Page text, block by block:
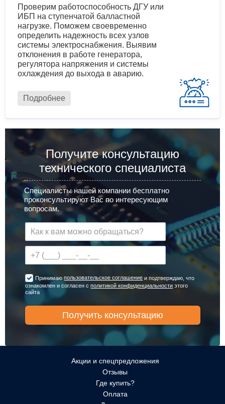
Проверим работоспособность ДГУ или
ИБП на ступенчатой балластной
нагрузке. Поможем своевременно
определить надежность всех узлов
системы электроснабжения. Выявим
отклонения в работе генератора,
регулятора напряжения и системы
охлаждения до выхода в аварию.
Подробнее
Получите консультацию
технического специалиста
Специалисты нашей компании бесплатно
проконсультируют Вас по интересующим
вопросам.
Принимаюпользовательское соглашение и подтверждаю, что
ознакомлен и согласен сполитикой конфиденциальности этого
сайта
Акции и спецпредложения
Отзывы
Где купить?
Оплата